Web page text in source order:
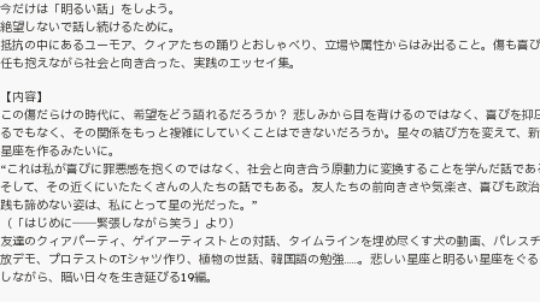
今だけは「明るい話」をしよう。
絶望しないで話し続けるために。
抵抗の中にあるユーモア、クィアたちの踊りとおしゃべり、立場や属性からはみ出ること。傷も喜
任も抱えながら社会と向き合った、実践のエッセイ集。
【内容】
この傷だらけの時代に、希望をどう語れるだろうか？ 悲しみから目を背けるのではなく、喜びを抑
るでもなく、その関係をもっと複雑にしていくことはできないだろうか。星々の結び方を変えて、
星座を作るみたいに。
“これは私が喜びに罪悪感を抱くのではなく、社会と向き合う原動力に変換することを学んだ話であ
そして、その近くにいたたくさんの人たちの話でもある。友人たちの前向きさや気楽さ、喜びも政
践も諦めない姿は、私にとって星の光だった。”
（「はじめに――緊張しながら笑う」より）
友達のクィアパーティ、ゲイアーティストとの対話、タイムラインを埋め尽くす犬の動画、パレス
放デモ、プロテストのTシャツ作り、植物の世話、韓国語の勉強……。悲しい星座と明るい星座をぐ
しながら、暗い日々を生き延びる19編。